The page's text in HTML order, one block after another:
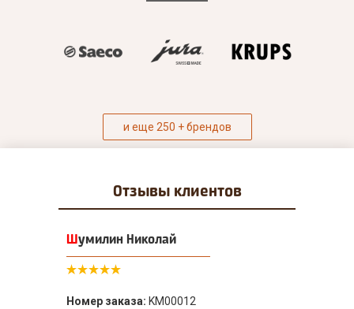
и еще 250 + брендов
Отзывы клиентов
Шумилин Николай
Номер заказа: KM00012